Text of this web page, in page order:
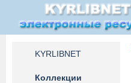
KYRLIBNET
Коллекции